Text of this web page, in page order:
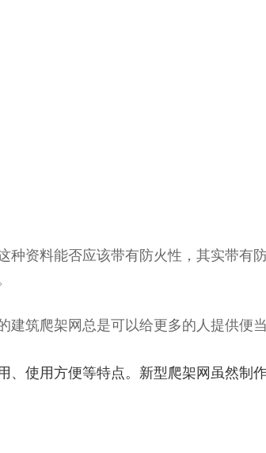
种资料能否应该带有防火性，其实带有
筑爬架网总是可以给更多的人提供便
、使用方便等特点。新型爬架网虽然制